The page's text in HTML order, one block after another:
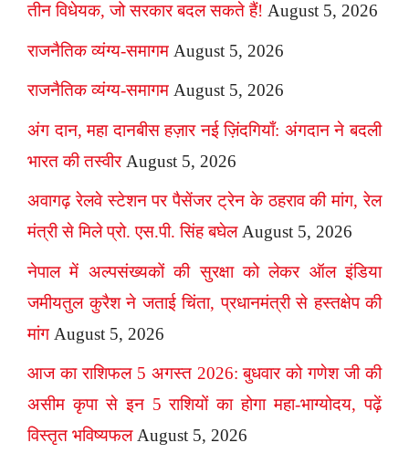
तीन विधेयक, जो सरकार बदल सकते हैं! August 5, 2026
राजनैतिक व्यंग्य-समागम August 5, 2026
राजनैतिक व्यंग्य-समागम August 5, 2026
अंग दान, महा दानबीस हज़ार नई ज़िंदगियाँ: अंगदान ने बदली
भारत की तस्वीर August 5, 2026
अवागढ़ रेलवे स्टेशन पर पैसेंजर ट्रेन के ठहराव की मांग, रेल
मंत्री से मिले प्रो. एस.पी. सिंह बघेल August 5, 2026
नेपाल में अल्पसंख्यकों की सुरक्षा को लेकर ऑल इंडिया
जमीयतुल कुरैश ने जताई चिंता, प्रधानमंत्री से हस्तक्षेप की
मांग August 5, 2026
आज का राशिफल 5 अगस्त 2026: बुधवार को गणेश जी की
असीम कृपा से इन 5 राशियों का होगा महा-भाग्योदय, पढ़ें
विस्तृत भविष्यफल August 5, 2026